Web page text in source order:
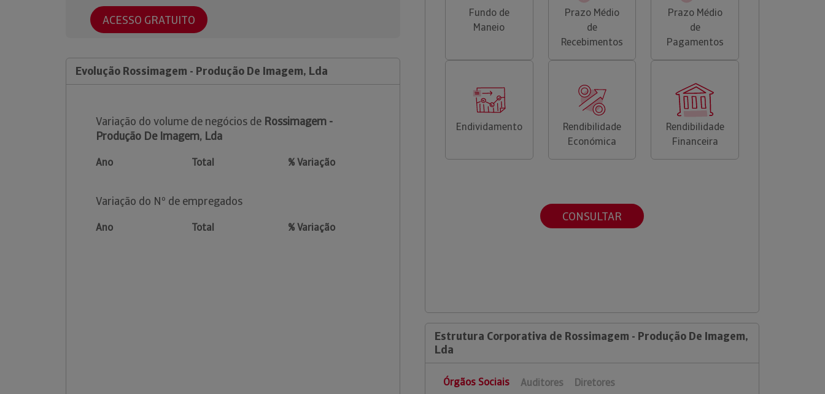
ACESSO GRATUITO
Evolução Rossimagem - Produção De Imagem, Lda
Variação do volume de negócios de Rossimagem -
Produção De Imagem, Lda
Ano Total % Variação
Variação do Nº de empregados
Ano Total % Variação
Fundo de
Maneio
Prazo Médio
de
Recebimentos
Prazo Médio
de
Pagamentos
Endividamento
Rendibilidade
Económica
Rendibilidade
Financeira
CONSULTAR
Estrutura Corporativa de Rossimagem - Produção De Imagem,
Lda
Órgãos Sociais Auditores Diretores